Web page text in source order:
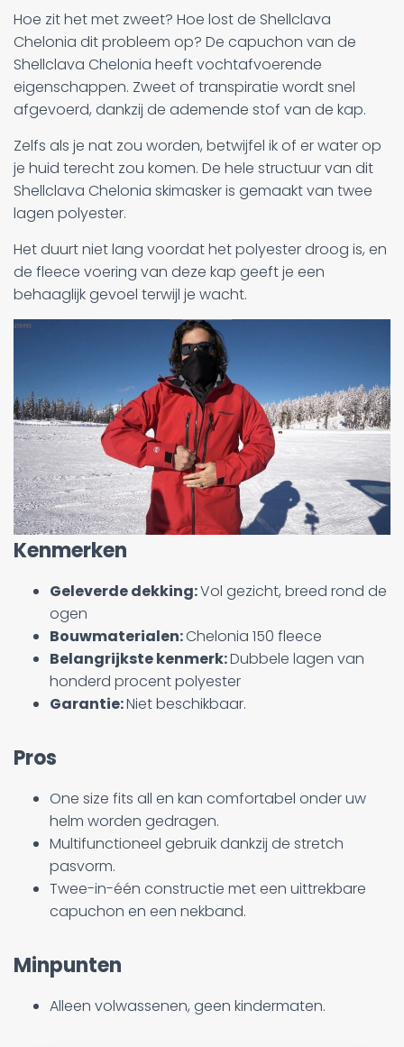
Hoe zit het met zweet? Hoe lost de Shellclava
Chelonia dit probleem op? De capuchon van de
Shellclava Chelonia heeft vochtafvoerende
eigenschappen. Zweet of transpiratie wordt snel
afgevoerd, dankzij de ademende stof van de kap.
Zelfs als je nat zou worden, betwijfel ik of er water op
je huid terecht zou komen. De hele structuur van dit
Shellclava Chelonia skimasker is gemaakt van twee
lagen polyester.
Het duurt niet lang voordat het polyester droog is, en
de fleece voering van deze kap geeft je een
behaaglijk gevoel terwijl je wacht.
Kenmerken
Geleverde dekking:Vol gezicht, breed rond de
ogen
Bouwmaterialen:Chelonia 150 fleece
Belangrijkste kenmerk:Dubbele lagen van
honderd procent polyester
Garantie:Niet beschikbaar.
Pros
One size fits all en kan comfortabel onder uw
helm worden gedragen.
Multifunctioneel gebruik dankzij de stretch
pasvorm.
Twee-in-één constructie met een uittrekbare
capuchon en een nekband.
Minpunten
Alleen volwassenen, geen kindermaten.